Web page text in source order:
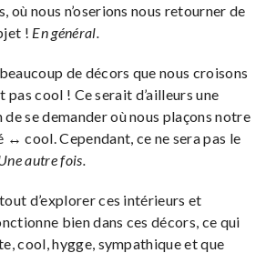
où nous n’oserions nous retourner de
! En général.
de décors que nous croisons
pas cool ! Ce serait d’ailleurs une
se demander où nous plaçons notre
↔ cool. Cependant, ce ne sera pas le
autre fois.
d’explorer ces intérieurs et
bien dans ces décors, ce qui
cool, hygge, sympathique et que